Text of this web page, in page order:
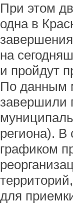
При этом
одна в
на
и пройдут
По данным
завершили
региона).
графиком
для